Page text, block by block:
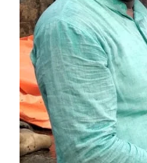
May 13,
In